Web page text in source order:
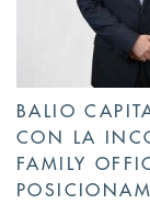
BALIO
CON LA
FAMILY